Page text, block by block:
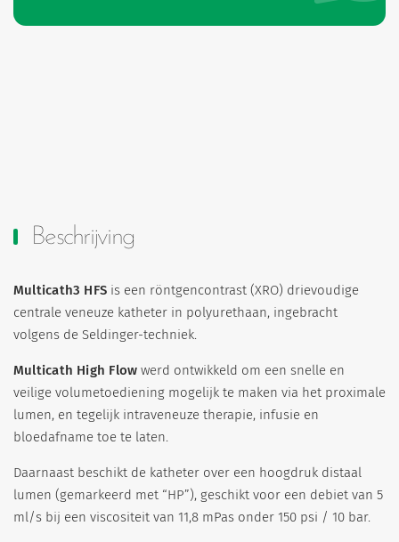
Beschrijving
Multicath3 HFS is een röntgencontrast (XRO) drievoudige
centrale veneuze katheter in polyurethaan, ingebracht
volgens de Seldinger-techniek.
Multicath High Flow werd ontwikkeld om een snelle en
veilige volumetoediening mogelijk te maken via het proximale
lumen, en tegelijk intraveneuze therapie, infusie en
bloedafname toe te laten.
Daarnaast beschikt de katheter over een hoogdruk distaal
lumen (gemarkeerd met “HP”), geschikt voor een debiet van 5
ml/s bij een viscositeit van 11,8 mPas onder 150 psi / 10 bar.